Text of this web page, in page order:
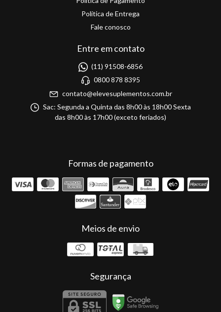
Política de Entrega
Fale conosco
Entre em contato
(11) 91508-6856
0800 878 8395
contato@elevesuplementos.com.br
Sac: Segunda a Quinta das 8h00 às 18h00 Sexta
das 8h00 às 17h00 (exceto feriados)
Formas de pagamento
Meios de envio
Segurança